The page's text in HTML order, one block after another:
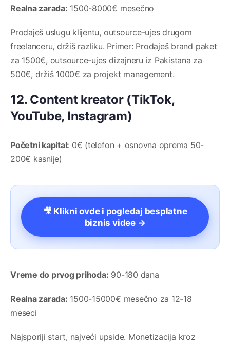
Realna zarada: 1500-8000€ mesečno
Prodaješ uslugu klijentu, outsource-ujes drugom
freelanceru, držiš razliku. Primer: Prodaješ brand paket
za 1500€, outsource-ujes dizajneru iz Pakistana za
500€, držiš 1000€ za projekt management.
12. Content kreator (TikTok,
YouTube, Instagram)
Početni kapital: 0€ (telefon + osnovna oprema 50-
200€ kasnije)
🎥 Klikni ovde i pogledaj besplatne
biznis videe →
Vreme do prvog prihoda: 90-180 dana
Realna zarada: 1500-15000€ mesečno za 12-18
meseci
Najsporiji start, najveći upside. Monetizacija kroz